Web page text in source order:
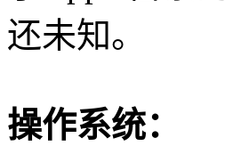
还未知。
操作系统：